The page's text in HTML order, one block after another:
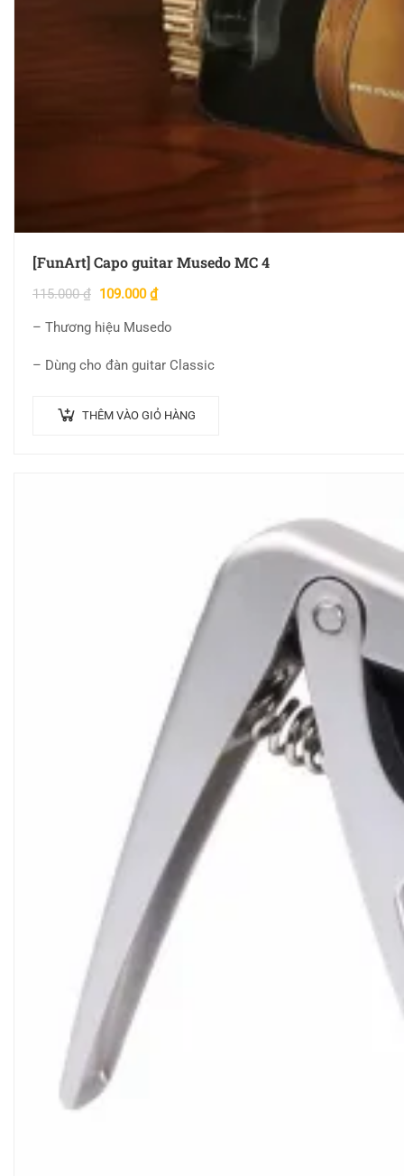
[FunArt] Capo guitar Musedo MC 4
115.000₫ 109.000₫
– Thương hiệu Musedo
– Dùng cho đàn guitar Classic
THÊM VÀO GIỎ HÀNG